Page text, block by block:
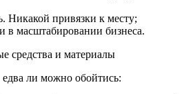
Никакой привязки к месту;
в масштабировании бизнеса.
средства и материалы
едва ли можно обойтись: